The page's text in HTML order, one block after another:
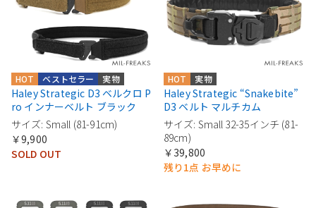
実物
ベストセラー
HOT
Haley Strategic D3 ベルクロ P
ro インナーベルト ブラック
サイズ: Small (81-91cm)
￥9,900
SOLD OUT
実物
HOT
Haley Strategic “Snakebite”
D3 ベルト マルチカム
サイズ: Small 32-35インチ (81-
89cm)
￥39,800
残り1点 お早めに